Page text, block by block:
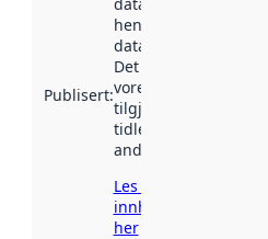
Publisert:
henta inn av
data.norge.no.
Det kan ha
vore
tilgjengeleg
tidlegare
andre stader.
Les meir om
innhenting
her